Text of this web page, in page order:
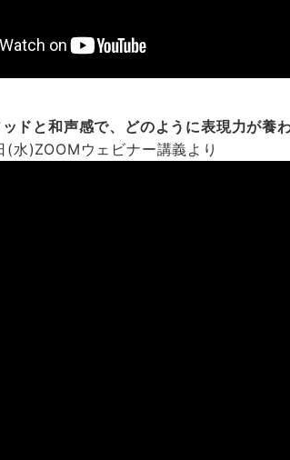
ッドと和声感で、どのように表現力が養
水)ZOOMウェビナー講義より